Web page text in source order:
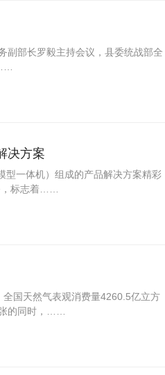
副部长罗毅主持会议，县委统战部全
决方案
型一体机）组成的产品解决方案精彩
，标志着……
国天然气表观消费量4260.5亿立方
的同时，……